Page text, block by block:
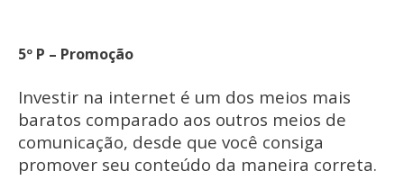
5º P – Promoção
Investir na internet é um dos meios mais
baratos comparado aos outros meios de
comunicação, desde que você consiga
promover seu conteúdo da maneira correta.